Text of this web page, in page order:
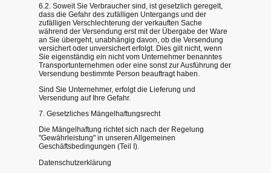
6.2. Soweit Sie Verbraucher sind, ist gesetzlich geregelt,
dass die Gefahr des zufälligen Untergangs und der
zufälligen Verschlechterung der verkauften Sache
während der Versendung erst mit der Übergabe der Ware
an Sie übergeht, unabhängig davon, ob die Versendung
versichert oder unversichert erfolgt. Dies gilt nicht, wenn
Sie eigenständig ein nicht vom Unternehmer benanntes
Transportunternehmen oder eine sonst zur Ausführung der
Versendung bestimmte Person beauftragt haben.
Sind Sie Unternehmer, erfolgt die Lieferung und
Versendung auf Ihre Gefahr.
7. Gesetzliches Mängelhaftungsrecht
Die Mängelhaftung richtet sich nach der Regelung
"Gewährleistung" in unseren Allgemeinen
Geschäftsbedingungen (Teil I).
Datenschutzerklärung